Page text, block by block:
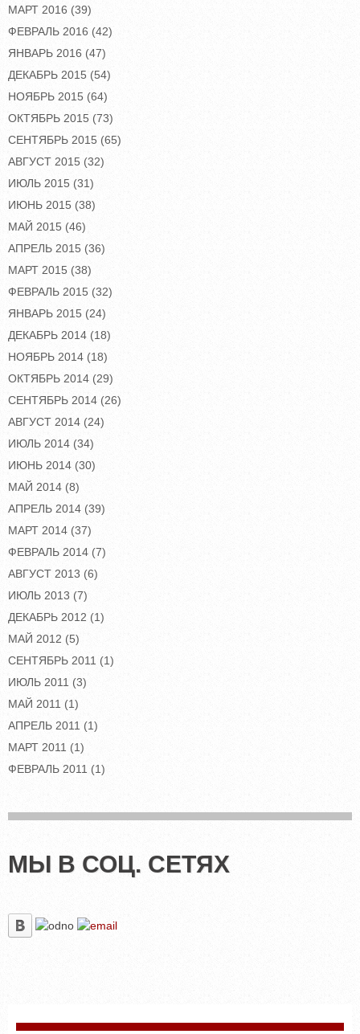
МАРТ 2016 (39)
ФЕВРАЛЬ 2016 (42)
ЯНВАРЬ 2016 (47)
ДЕКАБРЬ 2015 (54)
НОЯБРЬ 2015 (64)
ОКТЯБРЬ 2015 (73)
СЕНТЯБРЬ 2015 (65)
АВГУСТ 2015 (32)
ИЮЛЬ 2015 (31)
ИЮНЬ 2015 (38)
МАЙ 2015 (46)
АПРЕЛЬ 2015 (36)
МАРТ 2015 (38)
ФЕВРАЛЬ 2015 (32)
ЯНВАРЬ 2015 (24)
ДЕКАБРЬ 2014 (18)
НОЯБРЬ 2014 (18)
ОКТЯБРЬ 2014 (29)
СЕНТЯБРЬ 2014 (26)
АВГУСТ 2014 (24)
ИЮЛЬ 2014 (34)
ИЮНЬ 2014 (30)
МАЙ 2014 (8)
АПРЕЛЬ 2014 (39)
МАРТ 2014 (37)
ФЕВРАЛЬ 2014 (7)
АВГУСТ 2013 (6)
ИЮЛЬ 2013 (7)
ДЕКАБРЬ 2012 (1)
МАЙ 2012 (5)
СЕНТЯБРЬ 2011 (1)
ИЮЛЬ 2011 (3)
МАЙ 2011 (1)
АПРЕЛЬ 2011 (1)
МАРТ 2011 (1)
ФЕВРАЛЬ 2011 (1)
МЫ В СОЦ. СЕТЯХ